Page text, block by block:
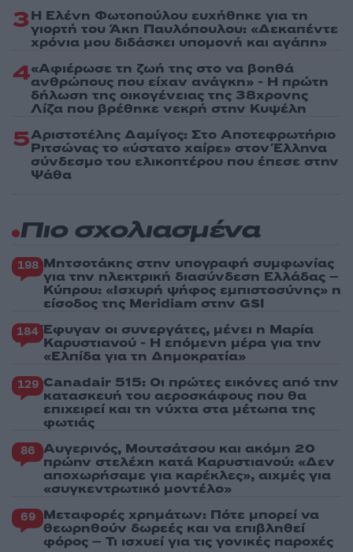
3Η Ελένη Φωτοπούλου ευχήθηκε για τη
γιορτή του Άκη Παυλόπουλου: «Δεκαπέντε
χρόνια μου διδάσκει υπομονή και αγάπη»
4«Αφιέρωσε τη ζωή της στο να βοηθά
ανθρώπους που είχαν ανάγκη» - Η πρώτη
δήλωση της οικογένειας της 38χρονης
Λίζα που βρέθηκε νεκρή στην Κυψέλη
5Αριστοτέλης Δαμίγος: Στο Αποτεφρωτήριο
Ριτσώνας το «ύστατο χαίρε» στον Έλληνα
σύνδεσμο του ελικοπτέρου που έπεσε στην
Ψάθα
Πιο σχολιασμένα
198 Μητσοτάκης στην υπογραφή συμφωνίας
για την ηλεκτρική διασύνδεση Ελλάδας –
Κύπρου: «Ισχυρή ψήφος εμπιστοσύνης» η
είσοδος της Meridiam στην GSI
184 Έφυγαν οι συνεργάτες, μένει η Μαρία
Καρυστιανού - Η επόμενη μέρα για την
«Ελπίδα για τη Δημοκρατία»
129 Canadair 515: Οι πρώτες εικόνες από την
κατασκευή του αεροσκάφους που θα
επιχειρεί και τη νύχτα στα μέτωπα της
φωτιάς
86 Αυγερινός, Μουτσάτσου και ακόμη 20
πρώην στελέχη κατά Καρυστιανού: «Δεν
αποχωρήσαμε για καρέκλες», αιχμές για
«συγκεντρωτικό μοντέλο»
69 Μεταφορές χρημάτων: Πότε μπορεί να
θεωρηθούν δωρεές και να επιβληθεί
φόρος – Τι ισχυεί για τις γονικές παροχές